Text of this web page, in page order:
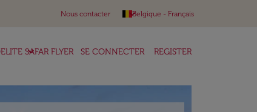
Nous contacter Belgique - Français
keyboard_arrow_down
SAFAR FLYER
keyboard_arrow_down SE CONNECTER REGISTER